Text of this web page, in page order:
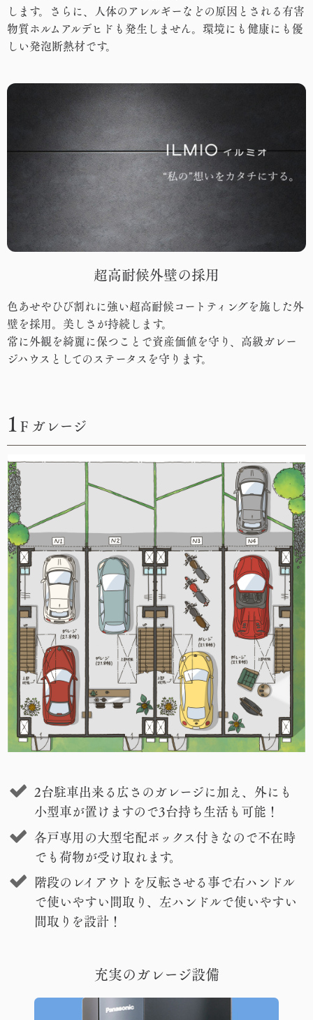
します。
さらに、人体のアレルギーなどの原因とされる有害
物質ホルムアルデヒドも発生しません。環境にも健康にも優
しい発泡断熱材です。
超高耐候外壁の採用
色あせやひび割れに強い超高耐候コートティングを施した外
壁を採用。美しさが持続します。
常に外観を綺麗に保つことで資産価値を守り、高級ガレー
ジハウスとしてのステータスを守ります。
1 F ガレージ
2台駐車出来る広さのガレージに加え、外にも
小型車が置けますので3台持ち生活も可能！
各戸専用の大型宅配ボックス付きなので不在時
でも荷物が受け取れます。
階段のレイアウトを反転させる事で右ハンドル
で使いやすい間取り、左ハンドルで使いやすい
間取りを設計！
充実のガレージ設備